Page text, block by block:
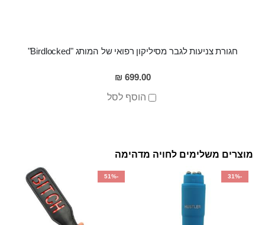
חגורת צניעות לגבר מסיליקון רפואי של המותג "Birdlocked"
699.00 ₪
הוסף לסל
מוצרים משלימים לחויה מדהימה
-31%
-51%